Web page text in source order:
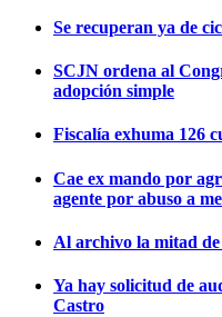
Se recuperan ya de
SCJN ordena al
adopción simple
Fiscalía exhuma 126
Cae ex mando por
agente por abuso a
Al archivo la mitad
Ya hay solicitud de
Castro